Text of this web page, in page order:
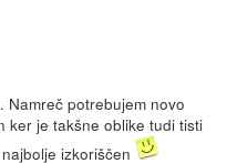
Namreč potrebujem novo
ker je takšne oblike tudi tisti
izkoriščen